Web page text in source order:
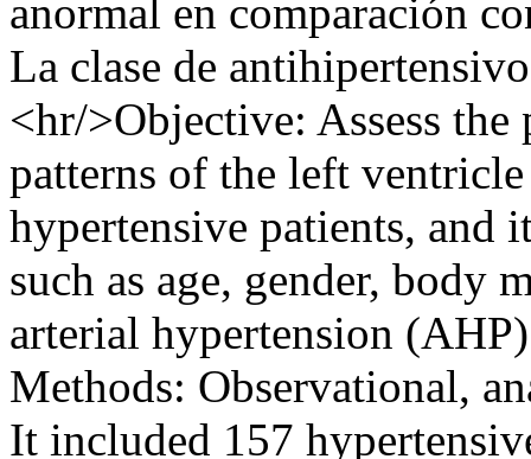
anormal en comparación
La clase de
<hr/>Objective: Assess
patterns of the left
hypertensive patients, and
such as age, gender, body
arterial hypertension
Methods: Observational,
It included 157